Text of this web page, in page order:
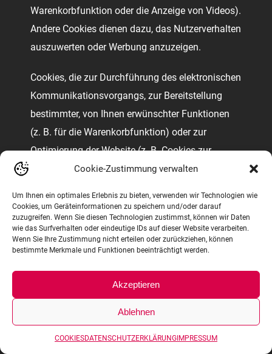
Cookie-Zustimmung verwalten
Um Ihnen ein optimales Erlebnis zu bieten, verwenden wir Technologien wie
Cookies, um Geräteinformationen zu speichern und/oder darauf
zuzugreifen. Wenn Sie diesen Technologien zustimmst, können wir Daten
wie das Surfverhalten oder eindeutige IDs auf dieser Website verarbeiten.
Wenn Sie Ihre Zustimmung nicht erteilen oder zurückziehen, können
bestimmte Merkmale und Funktionen beeinträchtigt werden.
Akzeptieren
Ablehnen
COOKIESDATENSCHUTZERKLÄRUNG IMPRESSUM
Warenkorbfunktion oder die Anzeige von Videos).
Andere Cookies dienen dazu, das Nutzerverhalten
auszuwerten oder Werbung anzuzeigen.
Cookies, die zur Durchführung des elektronischen
Kommunikationsvorgangs, zur Bereitstellung
bestimmter, von Ihnen erwünschter Funktionen
(z. B. für die Warenkorbfunktion) oder zur
Optimierung der Website (z. B. Cookies zur
Messung des Webpublikums) erforderlich sind
Art. 6 Abs. 1 lit. f DSGVO gespeichert, sofern
keine andere Rechtsgrundlage angegeben wird.
Der Websitebetreiber hat ein berechtigtes
optimierten Bereitstellung seiner Dienste. Sofern
eine Einwilligung zur Speicherung von Cookies
und vergleichbaren